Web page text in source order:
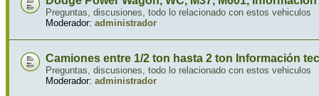
Preguntas, discusiones, todo lo relacionado con estos vehiculos
Moderador: administrador
Camiones entre 1/2 ton hasta 2 ton Información
Preguntas, discusiones, todo lo relacionado con estos vehiculos
Moderador: administrador